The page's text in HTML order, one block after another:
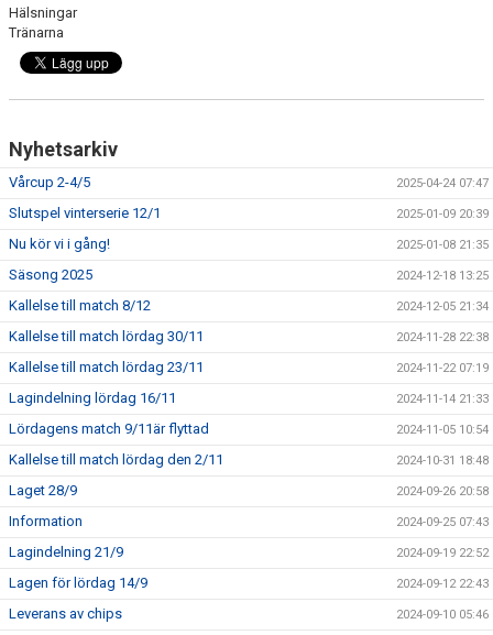
Hälsningar
Tränarna
Nyhetsarkiv
Vårcup 2-4/5 2025-04-24 07:47
Slutspel vinterserie 12/1 2025-01-09 20:39
Nu kör vi i gång! 2025-01-08 21:35
Säsong 2025 2024-12-18 13:25
Kallelse till match 8/12 2024-12-05 21:34
Kallelse till match lördag 30/11 2024-11-28 22:38
Kallelse till match lördag 23/11 2024-11-22 07:19
Lagindelning lördag 16/11 2024-11-14 21:33
Lördagens match 9/11är flyttad 2024-11-05 10:54
Kallelse till match lördag den 2/11 2024-10-31 18:48
Laget 28/9 2024-09-26 20:58
Information 2024-09-25 07:43
Lagindelning 21/9 2024-09-19 22:52
Lagen för lördag 14/9 2024-09-12 22:43
Leverans av chips 2024-09-10 05:46